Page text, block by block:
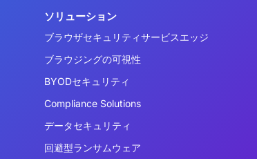
ソリューション
ブラウザセキュリティサービスエッジ
ブラウジングの可視性
BYODセキュリティ
Compliance Solutions
データセキュリティ
回避型ランサムウェア